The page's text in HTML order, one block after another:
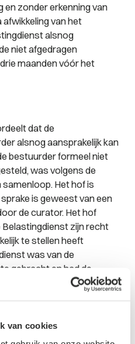
van cookies
en zonder erkenning van
van het
alsnog
niet afgedragen
maanden vóór het
dat de
alsnog aansprakelijk kan
bestuurder formeel niet
was volgens de
Het hof is
is geweest van een
de curator. Het hof
zijn recht
te stellen heeft
was van de
gebracht en had de
bedoeling van de Leidraad